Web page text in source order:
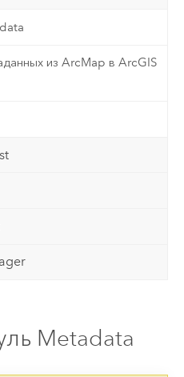
из ArcMap в ArcGIS
Metadata